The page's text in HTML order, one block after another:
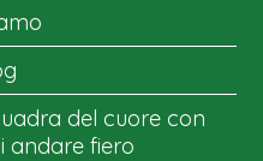
del cuore con
andare fiero